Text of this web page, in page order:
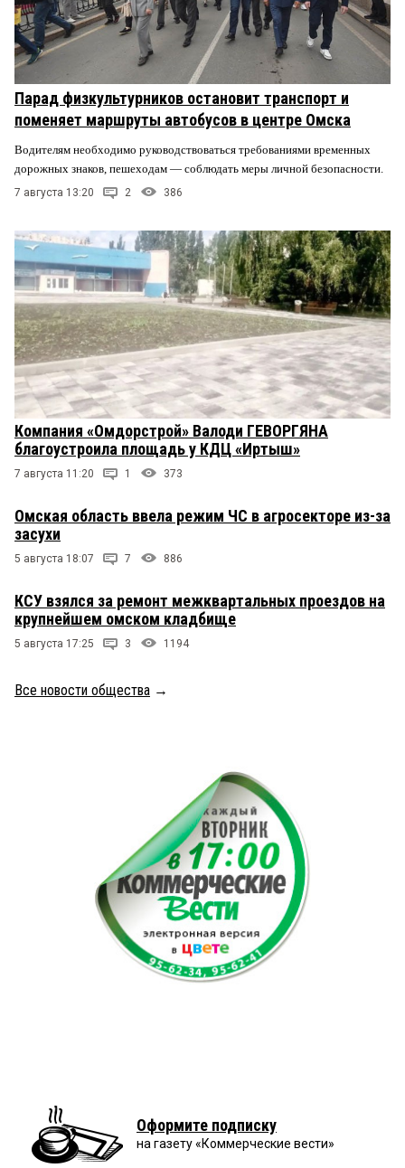
Парад физкультурников остановит транспорт и
поменяет маршруты автобусов в центре Омска
Водителям необходимо руководствоваться требованиями временных
дорожных знаков, пешеходам — соблюдать меры личной безопасности.
7 августа 13:20 2 386
Компания «Омдорстрой» Валоди ГЕВОРГЯНА
благоустроила площадь у КДЦ «Иртыш»
7 августа 11:20 1 373
Омская область ввела режим ЧС в агросекторе из-за
засухи
5 августа 18:07 7 886
КСУ взялся за ремонт межквартальных проездов на
крупнейшем омском кладбище
5 августа 17:25 3 1194
Все новости общества →
Оформите подписку
на газету «Коммерческие вести»